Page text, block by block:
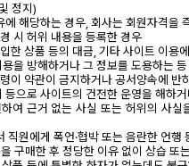
정지)
에 해당하는 경우, 회사는 회원자격을
시 허위 내용을 등록한 경우
한 상품 등의 대금, 기타 사이트 이용
을 방해하거나 그 정보를 도용하는
이 약관이 금지하거나 공서양속에 반
등으로 사이트의 건전한 운영을 해하
여 근거 없는 사실 또는 허위의 사
직원에게 폭언·협박 또는 음란한 언
구매한 후 정당한 이유 없이 상습 또